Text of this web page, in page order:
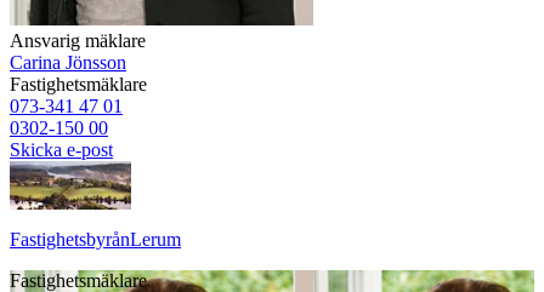
Ansvarig mäklare
Carina Jönsson
Fastighetsmäklare
073-341 47 01
0302-150 00
Skicka e-post
FastighetsbyrånLerum
Fastighetsmäklare